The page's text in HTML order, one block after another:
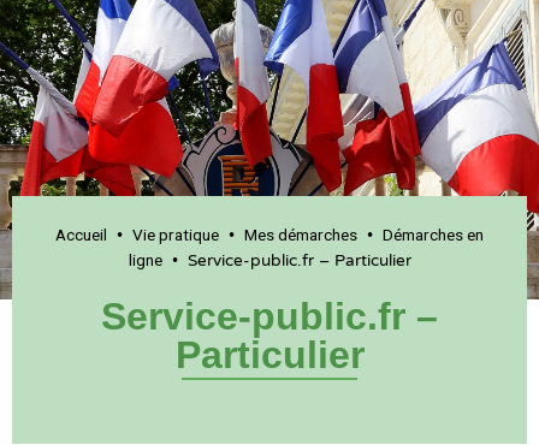
Accueil • Vie pratique • Mes démarches • Démarches en
ligne• Service-public.fr – Particulier
Service-public.fr –
Particulier